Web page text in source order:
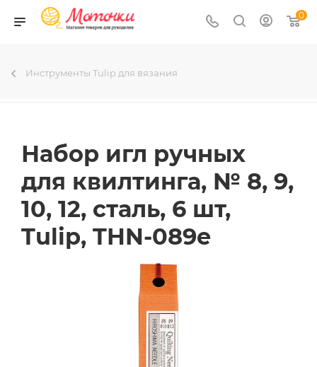
0
Инструменты Tulip для вязания
Набор игл ручных
для квилтинга, № 8, 9,
10, 12, сталь, 6 шт,
Tulip, THN-089e